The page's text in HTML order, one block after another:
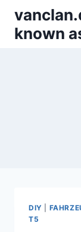
Inhalt
springen
known
DIY
T5